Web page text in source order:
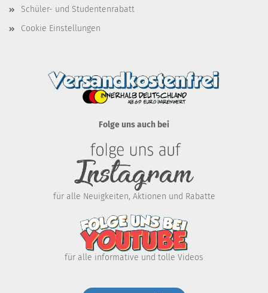
Schüler- und Studentenrabatt
Cookie Einstellungen
Folge uns auch bei
für alle Neuigkeiten, Aktionen und Rabatte
für alle informative und tolle Videos